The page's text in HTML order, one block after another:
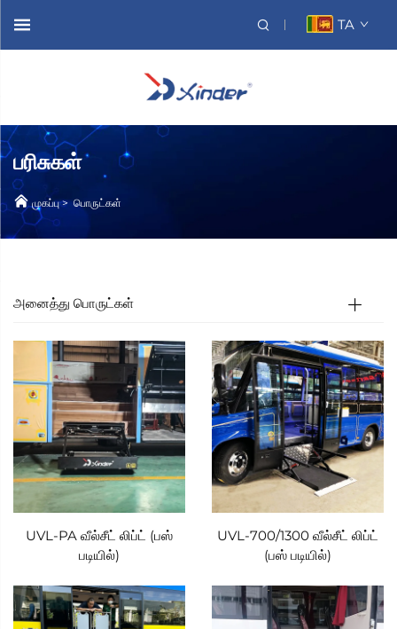
TA
பரிசுகள்
முகப்பு>பொருட்கள்
அனைத்து பொருட்கள்
UVL-PA வீல்சீட் லிப்ட் (பஸ்
படியில்)
UVL-700/1300 வீல்சீட் லிப்ட்
(பஸ் படியில்)